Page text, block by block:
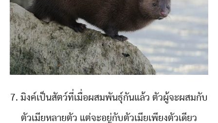
7. มิงค์เป็นสัตว์ที่เมื่อผสมพันธุ์กันแล้ว ตัวผู้จะผสมกับ
ตัวเมียหลายตัว แต่จะอยู่กับตัวเมียเพียงตัวเดียว